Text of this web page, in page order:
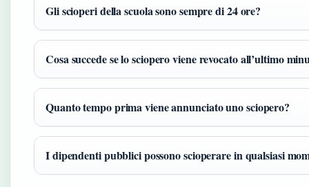
Gli scioperi della scuola sono sempre di 24 ore?
Cosa succede se lo sciopero viene revocato all’ultimo
Quanto tempo prima viene annunciato uno sciopero?
I dipendenti pubblici possono scioperare in qualsiasi